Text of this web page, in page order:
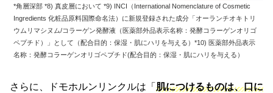
*角層深部 *8) 真皮層において *9) INCI（International Nomenclature of Cosmetic
Ingredients 化粧品原料国際命名法）に新規登録された成分「オーランチオキトリ
ウムリマシヌム/コラーゲン発酵液（医薬部外品表示名称：発酵コラーゲンオリゴ
ペプチド）」として（配合目的：保湿・肌にハリを与える）*10) 医薬部外品表示
名称：発酵コラーゲンオリゴペプチド(配合目的：保湿・肌にハリを与える）
さらに、ドモホルンリンクルは「 肌につけるものは、口に